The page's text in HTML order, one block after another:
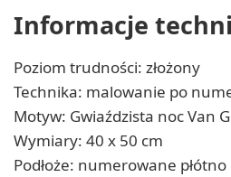
Informacje
Poziom trudności: złożony
Technika: malowanie po
Motyw: Gwiaździsta noc Van
Wymiary: 40 x 50 cm
Podłoże: numerowane